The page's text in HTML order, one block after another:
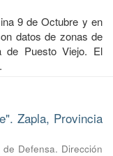
9 de Octubre y en
datos de zonas de
de Puesto Viejo. El
Zapla, Provincia
de Defensa. Dirección